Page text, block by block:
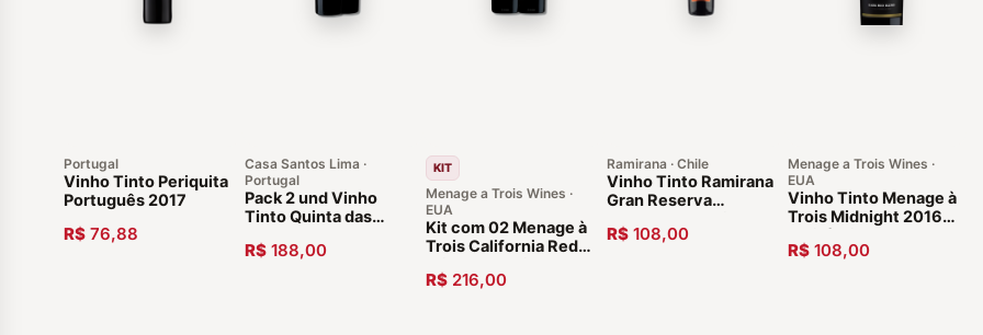
Portugal
Vinho Tinto Periquita
Português 2017
R$ 76,88
Casa Santos Lima ·
Portugal
Pack 2 und Vinho
Tinto Quinta das
2019
R$ 188,00
KIT
Menage a Trois Wines ·
EUA
Kit com 02 Menage à
Trois California Red
Americanos
R$ 216,00
Ramirana · Chile
Vinho Tinto Ramirana
Gran Reserva
2015
R$ 108,00
Menage a Trois Wines ·
EUA
Vinho Tinto Menage à
Trois Midnight 2016
Califórnia Estados
Unidos
R$ 108,00